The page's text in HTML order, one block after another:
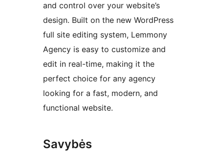
and control over your website’s
design. Built on the new WordPress
full site editing system, Lemmony
Agency is easy to customize and
edit in real-time, making it the
perfect choice for any agency
looking for a fast, modern, and
functional website.
Savybės